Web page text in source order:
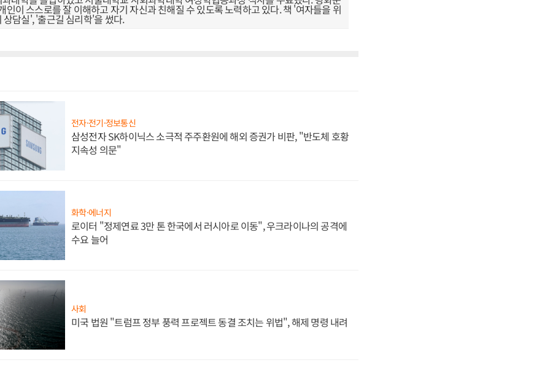
인이 스스로를 잘 이해하고 자기 자신과 친해질 수 있도록 노력하고 있다. 책 '여자들을 위
상담실', '출근길 심리학'을 썼다.
전자·전기·정보통신
삼성전자 SK하이닉스 소극적 주주환원에 해외 증권가 비판, "반도체 호황
지속성 의문"
화학·에너지
로이터 "정제연료 3만 톤 한국에서 러시아로 이동", 우크라이나의 공격에
수요 늘어
사회
미국 법원 "트럼프 정부 풍력 프로젝트 동결 조치는 위법", 해제 명령 내려